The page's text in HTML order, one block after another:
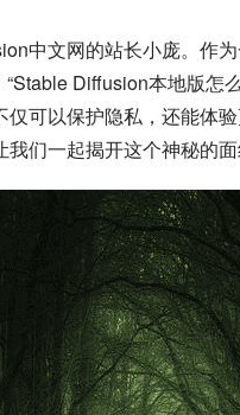
中文网的站长小庞。作
Diffusion本地版怎
可以保护隐私，还能体
们一起揭开这个神秘的面